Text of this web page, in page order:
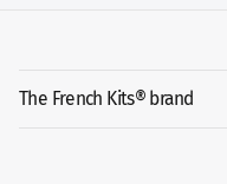
The French Kits® brand